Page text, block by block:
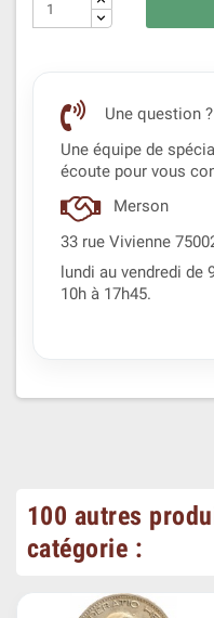
Une question
Une équipe de
écoute pour vous
Merson
33 rue Vivienne
lundi au vendredi de
10h à 17h45.
100 autres
catégorie :